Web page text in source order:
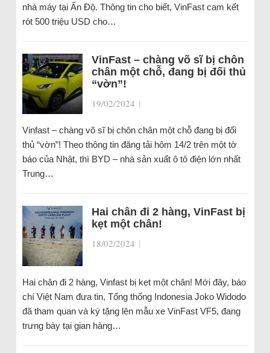
nhà máy tại Ấn Độ. Thông tin cho biết, VinFast cam kết
rót 500 triệu USD cho…
VinFast – chàng võ sĩ bị chôn
chân một chỗ, đang bị đối thủ
“vờn”!
19/02/2024 |
Vinfast – chàng võ sĩ bị chôn chân một chỗ đang bị đối
thủ “vờn”! Theo thông tin đăng tải hôm 14/2 trên một tờ
báo của Nhật, thì BYD – nhà sản xuất ô tô điện lớn nhất
Trung…
Hai chân đi 2 hàng, VinFast bị
kẹt một chân!
18/02/2024 |
Hai chân đi 2 hàng, Vinfast bị kẹt một chân! Mới đây, báo
chí Việt Nam đưa tin, Tổng thống Indonesia Joko Widodo
đã tham quan và ký tặng lên mẫu xe VinFast VF5, đang
trưng bày tại gian hàng…